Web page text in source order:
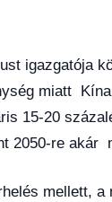
igazgatója
miatt
15-20
2050-re akár
mellett, a